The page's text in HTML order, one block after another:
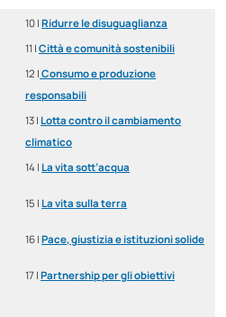
10 | Ridurre le disuguaglianza
11 | Città e comunità sostenibili
12 | Consumo e produzione
responsabili
13 | Lotta contro il cambiamento
climatico
14 | La vita sott’acqua
15 | La vita sulla terra
16 | Pace, giustizia e istituzioni solide
17 | Partnership per gli obiettivi